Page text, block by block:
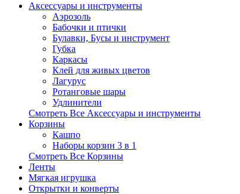
Аксессуары и инструменты
Аэрозоль
Бабочки и птички
Булавки, Бусы и инструмент
Губка
Каркасы
Клей для живых цветов
Лагурус
Ротанговые шары
Удлинители
Смотреть Все Аксессуары и инструменты
Корзины
Кашпо
Наборы корзин 3 в 1
Смотреть Все Корзины
Ленты
Мягкая игрушка
Открытки и конверты